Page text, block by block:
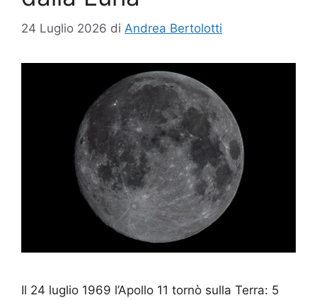
24 Luglio 2026 di Andrea Bertolotti
Il 24 luglio 1969 l’Apollo 11 tornò sulla Terra: 5